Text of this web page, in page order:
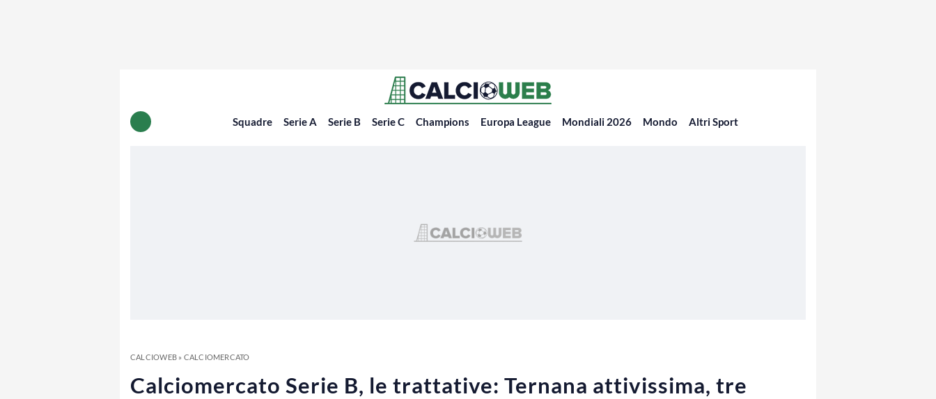
Squadre Serie A Serie B Serie C Champions Europa League Mondiali 2026 Mondo Altri Sport
CALCIOWEB» CALCIOMERCATO
Calciomercato Serie B, le trattative: Ternana attivissima, tre